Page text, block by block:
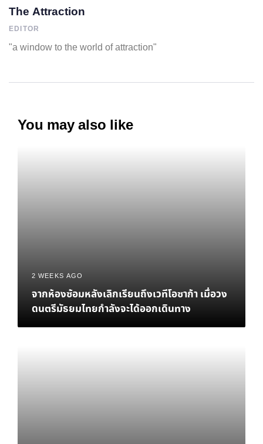
The Attraction
EDITOR
"a window to the world of attraction"
You may also like
2 WEEKS AGO
จากห้องซ้อมหลังเลิกเรียนถึงเวทีโอซาก้า เมื่อวง
ดนตรีมัธยมไทยกำลังจะได้ออกเดินทาง